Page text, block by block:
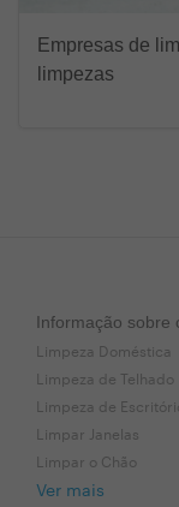
Empresas de
limpezas
Informação sobre
Limpeza Doméstica
Limpeza de Telhado
Limpeza de
Limpar Janelas
Limpar o Chão
Ver mais